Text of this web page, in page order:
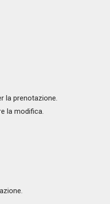
la prenotazione.
la modifica.